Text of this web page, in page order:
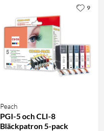
Peach
PGI-5 och CLI-8
Bläckpatron 5-pack
9